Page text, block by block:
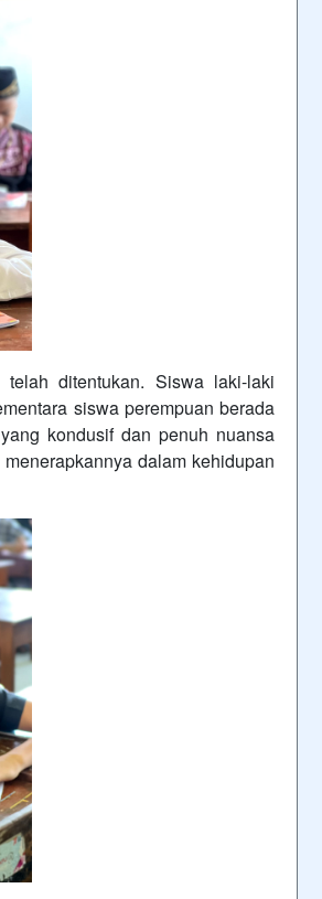
ditentukan. Siswa laki-laki
siswa perempuan berada
kondusif dan penuh nuansa
dalam kehidupan